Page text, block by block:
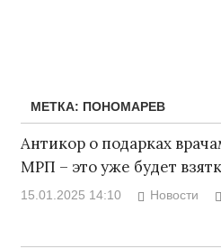
МЕТКА: ПОНОМАРЕВ
Антикор о подарках
МРП – это уже будет
15.01.2025 14:10 Новости